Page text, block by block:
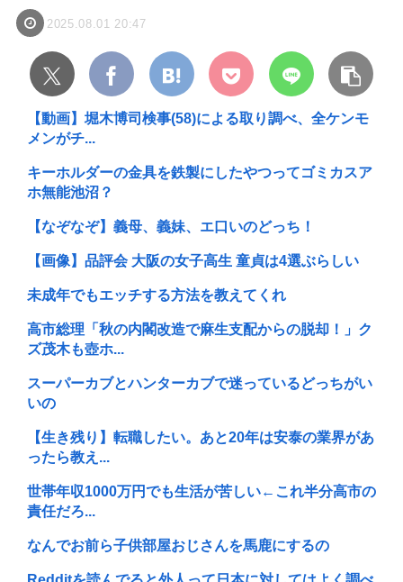
2025.08.01 20:47
【動画】堀木博司検事(58)による取り調べ、全ケンモ
メンがチ...
キーホルダーの金具を鉄製にしたやつってゴミカスア
ホ無能池沼？
【なぞなぞ】義母、義妹、エ口いのどっち！
【画像】品評会 大阪の女子高生 童貞は4選ぶらしい
未成年でもエッチする方法を教えてくれ
高市総理「秋の内閣改造で麻生支配からの脱却！」ク
ズ茂木も壺ホ...
スーパーカブとハンターカブで迷っているどっちがい
いの
【生き残り】転職したい。あと20年は安泰の業界があ
ったら教え...
世帯年収1000万円でも生活が苦しい←これ半分高市の
責任だろ...
なんでお前ら子供部屋おじさんを馬鹿にするの